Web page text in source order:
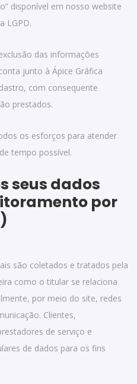
disponível em nosso website
LGPD.
das informações
junto à Ápice Gráfica
com consequente
prestados.
os esforços para atender
tempo possível.
seus dados
por
são coletados e tratados pela
como o titular se relaciona
por meio do site, redes
Clientes,
de serviço e
de dados para os fins